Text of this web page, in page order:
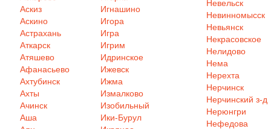
Аскиз
Аскино
Астрахань
Аткарск
Атяшево
Афанасьево
Ахтубинск
Ахты
Ачинск
Аша
Игнашино
Игора
Игра
Игрим
Идринское
Ижевск
Ижма
Измалково
Изобильный
Ики-Бурул
Невельск
Невинномысск
Невьянск
Некрасовское
Нелидово
Нема
Нерехта
Нерчинск
Нерчинский з-д
Нерюнгри
Нефедова